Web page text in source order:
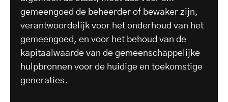
gemeengoed de beheerder of bewaker zijn,
verantwoordelijk voor het onderhoud van het
gemeengoed, en voor het behoud van de
kapitaalwaarde van de gemeenschappelijke
hulpbronnen voor de huidige en toekomstige
generaties.